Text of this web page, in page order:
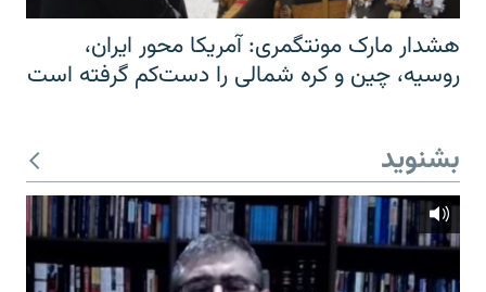
هشدار مارک مونتگمری: آمریکا محور ایران،
روسیه، چین و کره شمالی را دست‌کم گرفته است
بشنوید